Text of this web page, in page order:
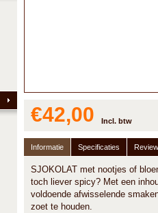
€42,00 Incl. btw
Informatie Specificaties
SJOKOLAT met nootjes of
toch liever spicy? Met een
voldoende afwisselende
zoet te houden.